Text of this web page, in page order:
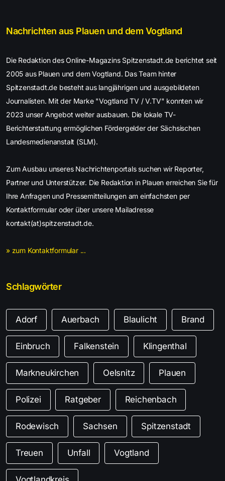
Nachrichten aus Plauen und dem Vogtland
Die Redaktion des Online-Magazins Spitzenstadt.de berichtet seit
2005 aus Plauen und dem Vogtland. Das Team hinter
Spitzenstadt.de besteht aus langjährigen und ausgebildeten
Journalisten. Mit der Marke "Vogtland TV / V.TV" konnten wir
2023 unser Angebot weiter ausbauen. Die lokale TV-
Berichterstattung ermöglichen Fördergelder der Sächsischen
Landesmedienanstalt (SLM).
Zum Ausbau unseres Nachrichtenportals suchen wir Reporter,
Partner und Unterstützer. Die Redaktion in Plauen erreichen Sie für
Ihre Anfragen und Pressemitteilungen am einfachsten per
Kontaktformular oder über unsere Mailadresse
kontakt(at)spitzenstadt.de.
» zum Kontaktformular ...
Schlagwörter
Adorf Auerbach Blaulicht Brand
Einbruch Falkenstein Klingenthal
Markneukirchen Oelsnitz Plauen
Polizei Ratgeber Reichenbach
Rodewisch Sachsen Spitzenstadt
Treuen Unfall Vogtland